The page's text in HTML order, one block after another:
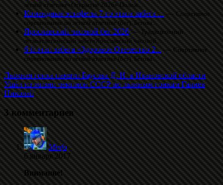
лёгкой атлетике«Открытие 2026» Полож...
Командные эстафеты 7-го этапа забега ...—Спортивное
соревнование по легкой атлетике (бег). Бегова...
Ярославский часовой бег 2026—Традиционный
легкоатлетический забег«Ярославский часовой...
6-й этап забега «Здоровое Отечество 2... —Спортивное
соревнование по легкой атлетике (бег). Бегова...
Лыжная гонка памяти Баусова Д. И. в Ивановской области
Ушёл из жизни чемпион СССР по лыжным гонкам Галиев
Николай
3 комментариев
Minfo
6 января 2017
Внимание!